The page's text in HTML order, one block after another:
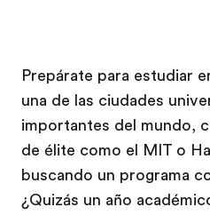
Quiénes somos
Trabajos
Únete al equipo
Prepárate para estudiar
una de las ciudades
importantes del mundo,
de élite como el MIT o
buscando un programa
¿Quizás un año